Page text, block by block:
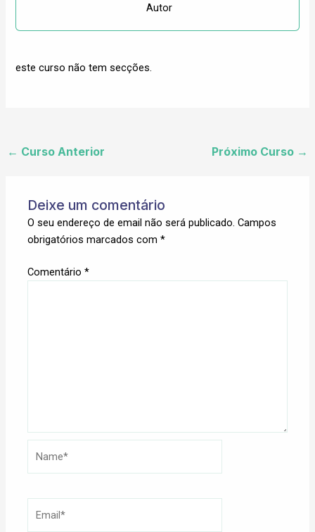
Autor
este curso não tem secções.
← Curso Anterior Próximo Curso →
Deixe um comentário
O seu endereço de email não será publicado. Campos
obrigatórios marcados com*
Comentário*